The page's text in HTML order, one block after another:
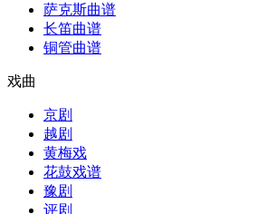
萨克斯曲谱
长笛曲谱
铜管曲谱
戏曲
京剧
越剧
黄梅戏
花鼓戏谱
豫剧
评剧